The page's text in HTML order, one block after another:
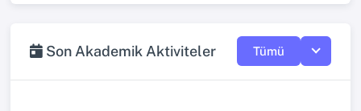
Son Akademik Aktiviteler Tümü